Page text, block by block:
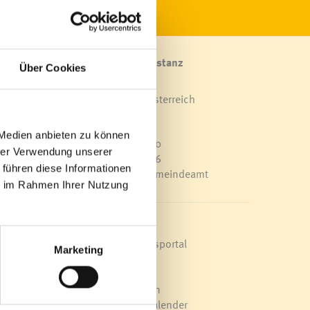
Über Cookies
anbieten zu können
Verwendung unserer
diese Informationen
Rahmen Ihrer Nutzung
Marketing
Marktgemeinde Frastanz
A-6820 Frastanz, Österreich
T0043 5522 51534-0
F 0043 5522 51534-6
E-Mail an das Gemeindeamt
Schnellzugriff
Veröffentlichungsportal
Blackout
Ortsplan
Bürgermeldungen
Veranstaltungskalender